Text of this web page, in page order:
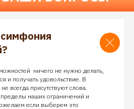
ничего не нужно делать,
и получать удовольствие. В
всегда присутствуют слова.
наших ограничений и
если выберем это